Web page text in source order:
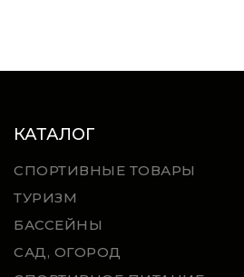
КАТАЛОГ
СПОРТИВНЫЕ ТОВАРЫ
ТУРИЗМ
БАССЕЙНЫ
САД, ОГОРОД